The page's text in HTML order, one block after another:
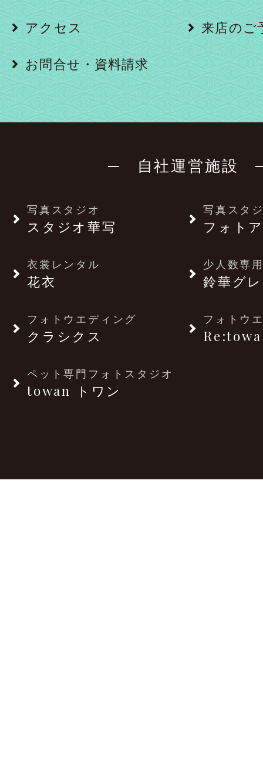
アクセス 来店のご
お問合せ・資料請求
─ 自社運営施設
写真スタジオ
スタジオ華写
写真スタ
フォト
衣裳レンタル
花衣
少人数専
鈴華グ
フォトウエディング
クラシクス
フォトウ
Re:towa
ペット専門フォトスタジオ
towan トワン